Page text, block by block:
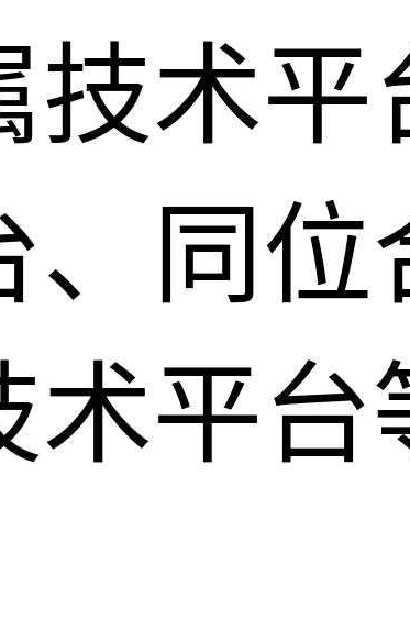
技术
、同
平台